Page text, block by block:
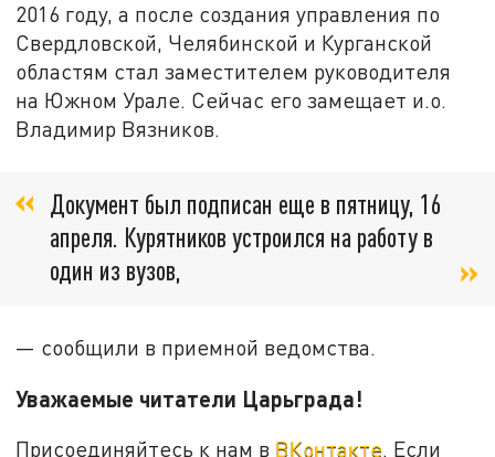
2016 году, а после создания управления по
Свердловской, Челябинской и Курганской
областям стал заместителем руководителя
на Южном Урале. Сейчас его замещает и.о.
Владимир Вязников.
Документ был подписан еще в пятницу, 16
апреля. Курятников устроился на работу в
один из вузов,
— сообщили в приемной ведомства.
Уважаемые читатели Царьграда!
Присоединяйтесь к нам в ВКонтакте. Если